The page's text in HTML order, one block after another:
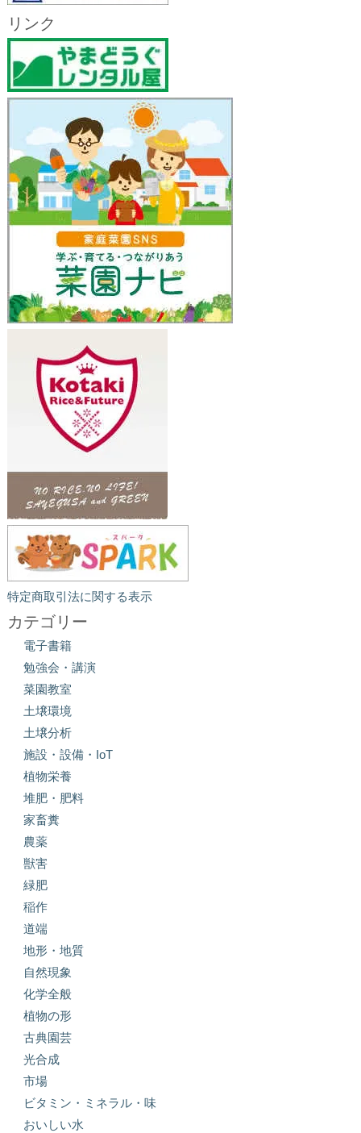
リンク
特定商取引法に関する表示
カテゴリー
電子書籍
勉強会・講演
菜園教室
土壌環境
土壌分析
施設・設備・IoT
植物栄養
堆肥・肥料
家畜糞
農薬
獣害
緑肥
稲作
道端
地形・地質
自然現象
化学全般
植物の形
古典園芸
光合成
市場
ビタミン・ミネラル・味
おいしい水